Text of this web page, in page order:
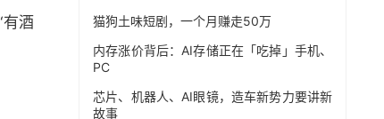
酒
猫狗土味短剧，一个月赚走50万
内存涨价背后：AI存储正在「吃掉」手机、
PC
芯片、机器人、AI眼镜，造车新势力要讲新
故事